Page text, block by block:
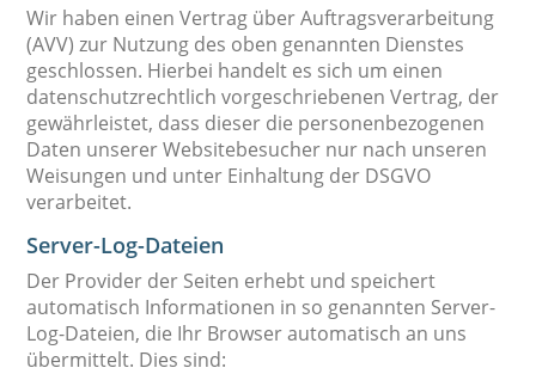
Wir haben einen Vertrag über Auftragsverarbeitung
(AVV) zur Nutzung des oben genannten Dienstes
geschlossen. Hierbei handelt es sich um einen
datenschutzrechtlich vorgeschriebenen Vertrag, der
gewährleistet, dass dieser die personenbezogenen
Daten unserer Websitebesucher nur nach unseren
Weisungen und unter Einhaltung der DSGVO
verarbeitet.
Server-Log-Dateien
Der Provider der Seiten erhebt und speichert
automatisch Informationen in so genannten Server-
Log-Dateien, die Ihr Browser automatisch an uns
übermittelt. Dies sind: